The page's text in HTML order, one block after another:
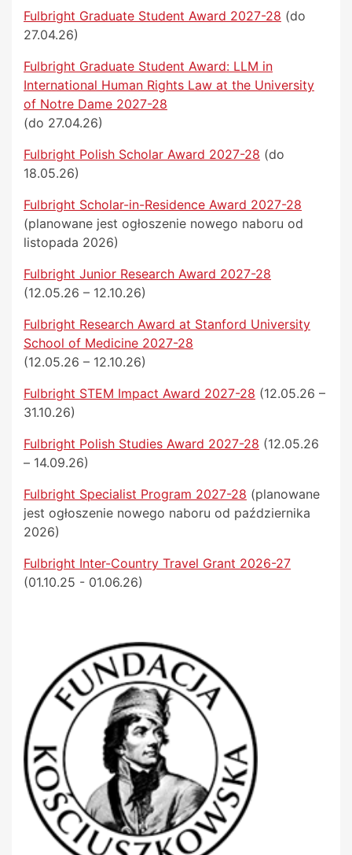
Fulbright Graduate Student Award 2027-28 (do
27.04.26)
Fulbright Graduate Student Award: LLM in
International Human Rights Law at the University
of Notre Dame 2027-28
(do 27.04.26)
Fulbright Polish Scholar Award 2027-28 (do
18.05.26)
Fulbright Scholar-in-Residence Award 2027-28
(planowane jest ogłoszenie nowego naboru od
listopada 2026)
Fulbright Junior Research Award 2027-28
(12.05.26 – 12.10.26)
Fulbright Research Award at Stanford University
School of Medicine 2027-28
(12.05.26 – 12.10.26)
Fulbright STEM Impact Award 2027-28 (12.05.26 –
31.10.26)
Fulbright Polish Studies Award 2027-28 (12.05.26
– 14.09.26)
Fulbright Specialist Program 2027-28 (planowane
jest ogłoszenie nowego naboru od października
2026)
Fulbright Inter-Country Travel Grant 2026-27
(01.10.25 - 01.06.26)